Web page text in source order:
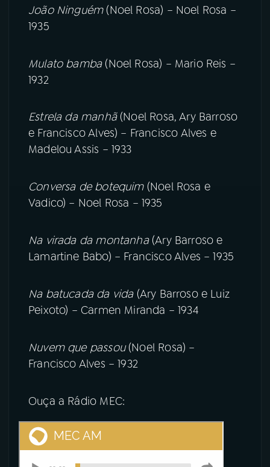
João Ninguém(Noel Rosa) – Noel Rosa –
1935
Mulato bamba(Noel Rosa) – Mario Reis –
1932
Estrela da manhã(Noel Rosa, Ary Barroso
e Francisco Alves) – Francisco Alves e
Madelou Assis – 1933
Conversa de botequim(Noel Rosa e
Vadico) – Noel Rosa – 1935
Na virada da montanha(Ary Barroso e
Lamartine Babo) – Francisco Alves – 1935
Na batucada da vida(Ary Barroso e Luiz
Peixoto) – Carmen Miranda – 1934
Nuvem que passou(Noel Rosa) –
Francisco Alves – 1932
Ouça a Rádio MEC: